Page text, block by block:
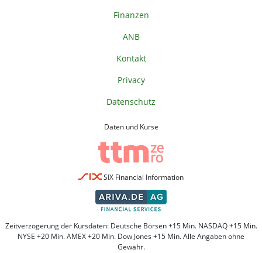
Finanzen
ANB
Kontakt
Privacy
Datenschutz
Daten und Kurse
SIX Financial Information
Zeitverzögerung der Kursdaten: Deutsche Börsen +15 Min. NASDAQ +15 Min.
NYSE +20 Min. AMEX +20 Min. Dow Jones +15 Min. Alle Angaben ohne
Gewähr.